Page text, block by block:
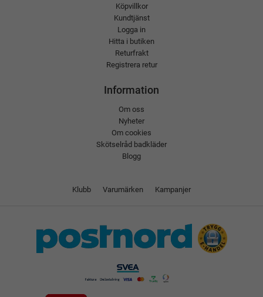
Köpvillkor
Kundtjänst
Logga in
Hitta i butiken
Returfrakt
Registrera retur
Information
Om oss
Nyheter
Om cookies
Skötselråd badkläder
Blogg
Klubb Varumärken Kampanjer